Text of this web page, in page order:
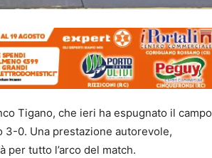
Tigano, che ieri ha espugnato il campo
3-0. Una prestazione autorevole,
tutto l’arco del match.